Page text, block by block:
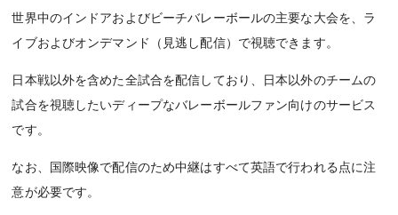
世界中のインドアおよびビーチバレーボールの主要な大会を、ラ
イブおよびオンデマンド（見逃し配信）で視聴できます。
日本戦以外を含めた全試合を配信しており、日本以外のチームの
試合を視聴したいディープなバレーボールファン向けのサービス
です。
なお、国際映像で配信のため中継はすべて英語で行われる点に注
意が必要です。